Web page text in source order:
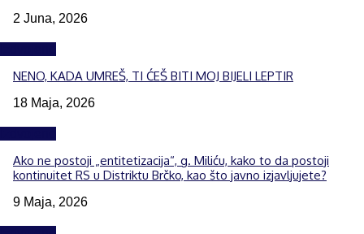
2 Juna, 2026
NENO, KADA UMREŠ, TI ĆEŠ BITI MOJ BIJELI LEPTIR
18 Maja, 2026
Ako ne postoji „entitetizacija“, g. Miliću, kako to da postoji
kontinuitet RS u Distriktu Brčko, kao što javno izjavljujete?
9 Maja, 2026